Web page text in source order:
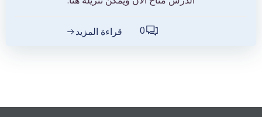
0 قراءة المزيد